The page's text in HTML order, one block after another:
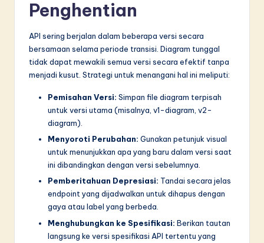
Penghentian
API sering berjalan dalam beberapa versi secara
bersamaan selama periode transisi. Diagram tunggal
tidak dapat mewakili semua versi secara efektif tanpa
menjadi kusut. Strategi untuk menangani hal ini meliputi:
Pemisahan Versi: Simpan file diagram terpisah
untuk versi utama (misalnya, v1-diagram, v2-
diagram).
Menyoroti Perubahan: Gunakan petunjuk visual
untuk menunjukkan apa yang baru dalam versi saat
ini dibandingkan dengan versi sebelumnya.
Pemberitahuan Depresiasi: Tandai secara jelas
endpoint yang dijadwalkan untuk dihapus dengan
gaya atau label yang berbeda.
Menghubungkan ke Spesifikasi: Berikan tautan
langsung ke versi spesifikasi API tertentu yang